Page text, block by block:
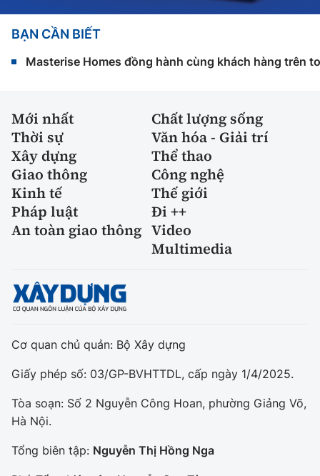
BẠN CẦN BIẾT
Masterise Homes đồng hành cùng khách hàng trên
Mới nhất
Chất lượng sống
Thời sự
Văn hóa - Giải trí
Xây dựng
Thể thao
Giao thông
Công nghệ
Kinh tế
Thế giới
Pháp luật
Đi ++
An toàn giao thông Video
Multimedia
Cơ quan chủ quản: Bộ Xây dựng
Giấy phép số: 03/GP-BVHTTDL, cấp ngày 1/4/2025.
Tòa soạn: Số 2 Nguyễn Công Hoan, phường Giảng Võ,
Hà Nội.
Tổng biên tập: Nguyễn Thị Hồng Nga